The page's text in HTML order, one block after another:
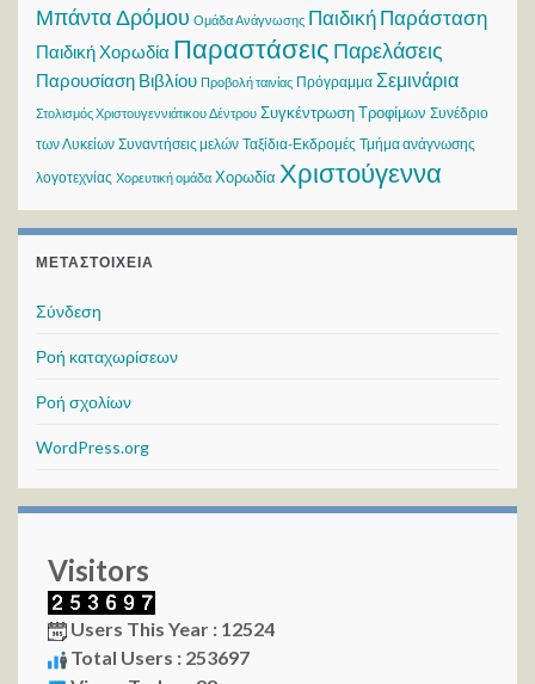
Μπάντα Δρόμου Ομάδα Ανάγνωσης Παιδική Παράσταση
Παιδική Χορωδία Παραστάσεις Παρελάσεις
Παρουσίαση Βιβλίου Προβολή ταινίας Πρόγραμμα Σεμινάρια
Στολισμός Χριστουγεννιάτικου Δέντρου Συγκέντρωση Τροφίμων Συνέδριο
των Λυκείων Συναντήσεις μελών Ταξίδια-Εκδρομές Τμήμα ανάγνωσης
λογοτεχνίας Χορευτική ομάδα Χορωδία Χριστούγεννα
ΜΕΤΑΣΤΟΙΧΕΊΑ
Σύνδεση
Ροή καταχωρίσεων
Ροή σχολίων
WordPress.org
Visitors
Users This Year : 12524
Total Users : 253697